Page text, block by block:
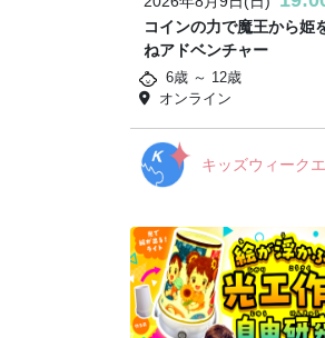
コインの力で魔王から姫
ねアドベンチャー
6歳 ～ 12歳
オンライン
キッズウィーク